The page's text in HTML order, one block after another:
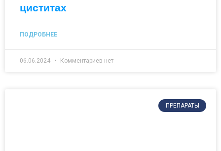
циститах
ПОДРОБНЕЕ
06.06.2024 Комментариев нет
ПРЕПАРАТЫ